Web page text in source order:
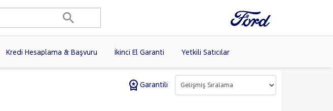
Kredi Hesaplama & Başvuru İkinci El Garanti Yetkili Satıcılar
Garantili